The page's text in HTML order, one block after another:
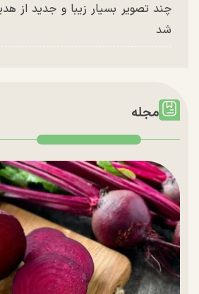
چند تصویر بسیار زیبا و جدید از
شد
مجله